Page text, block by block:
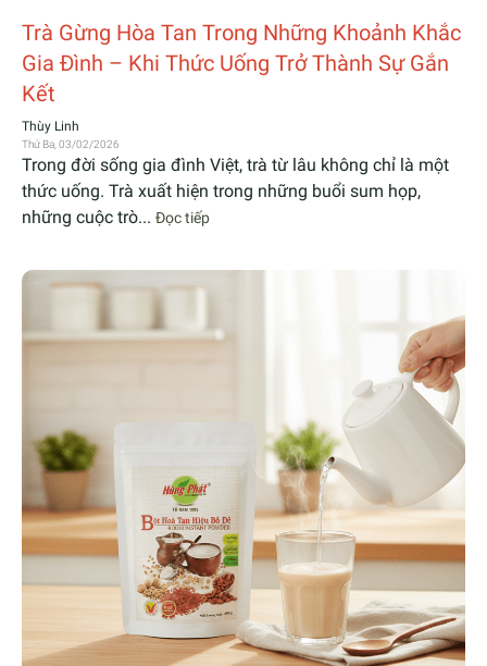
Trà Gừng Hòa Tan Trong Những Khoảnh Khắc
Gia Đình – Khi Thức Uống Trở Thành Sự Gắn
Kết
Thùy Linh
Thứ Ba, 03/02/2026
Trong đời sống gia đình Việt, trà từ lâu không chỉ là một
thức uống. Trà xuất hiện trong những buổi sum họp,
những cuộc trò... Đọc tiếp